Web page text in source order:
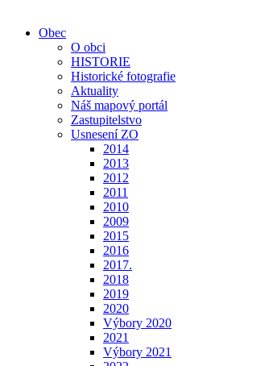
Obec
O obci
HISTORIE
Historické fotografie
Aktuality
Náš mapový portál
Zastupitelstvo
Usnesení ZO
2014
2013
2012
2011
2010
2009
2015
2016
2017.
2018
2019
2020
Výbory 2020
2021
Výbory 2021